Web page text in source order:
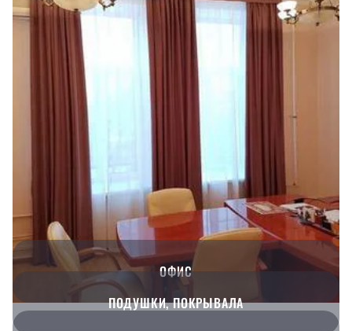
ОФИС
ПОДУШКИ, ПОКРЫВАЛА